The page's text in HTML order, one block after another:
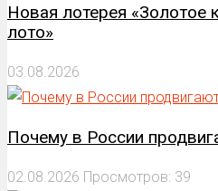
Новая лотерея «Золотое
лото»
03.08.2026
Почему в России
02.08.2026 Просмотров: 39